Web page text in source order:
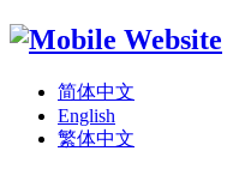
简体中文
English
繁体中文